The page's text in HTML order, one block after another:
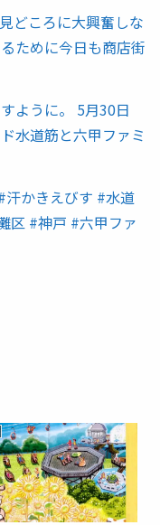
どころに大興奮しな
ために今日も商店街
ように。 5月30日
水道筋と六甲ファミ
かきえびす #水道
区 #神戸 #六甲ファ